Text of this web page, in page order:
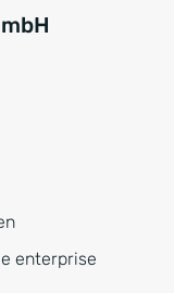
enterprise